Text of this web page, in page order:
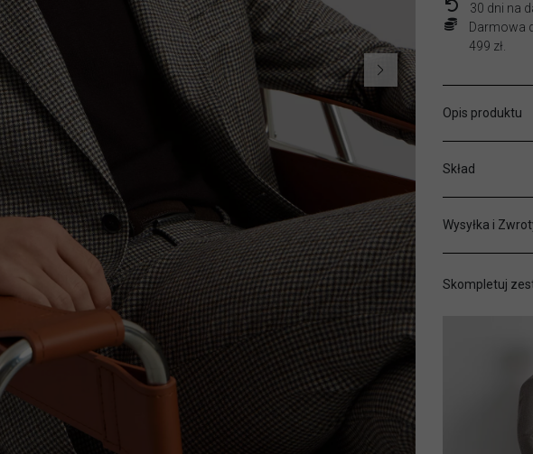
30 dni na
Darmowa
499 zł.
Opis produktu
Skład
Wysyłka i
Skompletuj